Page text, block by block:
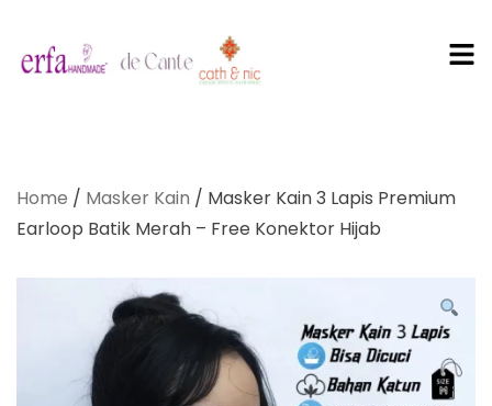
Mandiri
Home / Masker Kain / Masker Kain 3 Lapis Premium
Earloop Batik Merah – Free Konektor Hijab